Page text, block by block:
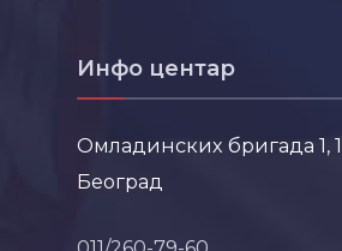
Инфо центар
Омладинских бригада 1,
Београд